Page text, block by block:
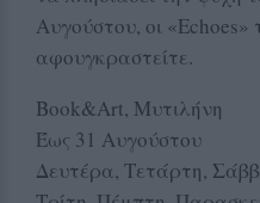
Αυγούστου, οι «Echoes»
αφουγκραστείτε.
Book&Art, Μυτιλήνη
Έως 31 Αυγούστου
Δευτέρα, Τετάρτη,